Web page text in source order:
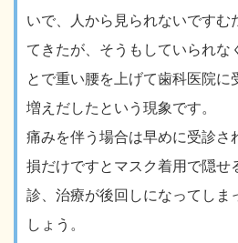
いで、人から見られないですむ
てきたが、そうもしていられな
とで重い腰を上げて歯科医院に
増えだしたという現象です。
痛みを伴う場合は早めに受診さ
損だけですとマスク着用で隠せ
診、治療が後回しになってしま
しょう。